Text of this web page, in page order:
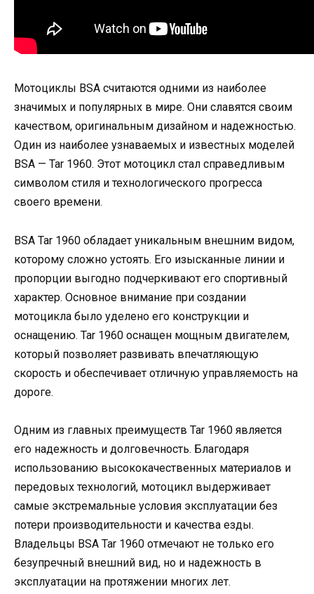
Мотоциклы BSA считаются одними из наиболее
значимых и популярных в мире. Они славятся своим
качеством, оригинальным дизайном и надежностью.
Один из наиболее узнаваемых и известных моделей
BSA — Tar 1960. Этот мотоцикл стал справедливым
символом стиля и технологического прогресса
своего времени.
BSA Tar 1960 обладает уникальным внешним видом,
которому сложно устоять. Его изысканные линии и
пропорции выгодно подчеркивают его спортивный
характер. Основное внимание при создании
мотоцикла было уделено его конструкции и
оснащению. Tar 1960 оснащен мощным двигателем,
который позволяет развивать впечатляющую
скорость и обеспечивает отличную управляемость на
дороге.
Одним из главных преимуществ Tar 1960 является
его надежность и долговечность. Благодаря
использованию высококачественных материалов и
передовых технологий, мотоцикл выдерживает
самые экстремальные условия эксплуатации без
потери производительности и качества езды.
Владельцы BSA Tar 1960 отмечают не только его
безупречный внешний вид, но и надежность в
эксплуатации на протяжении многих лет.